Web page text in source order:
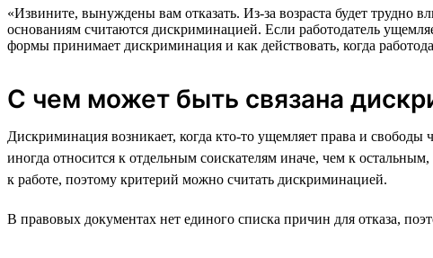
«Извините, вынуждены вам отказать. Из-за возраста будет трудно
основаниям считаются дискриминацией. Если работодатель
формы принимает дискриминация и как действовать, когда
С чем может быть связана
Дискриминация возникает, когда кто-то ущемляет права и свободы
иногда относится к отдельным соискателям иначе, чем к
к работе, поэтому критерий можно считать дискриминацией.
В правовых документах нет единого списка причин для отказа,